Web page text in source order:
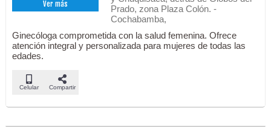
Ver más
Prado, zona Plaza Colón. -
Cochabamba,
Ginecóloga comprometida con la salud femenina. Ofrece
atención integral y personalizada para mujeres de todas las
edades.
Celular Compartir